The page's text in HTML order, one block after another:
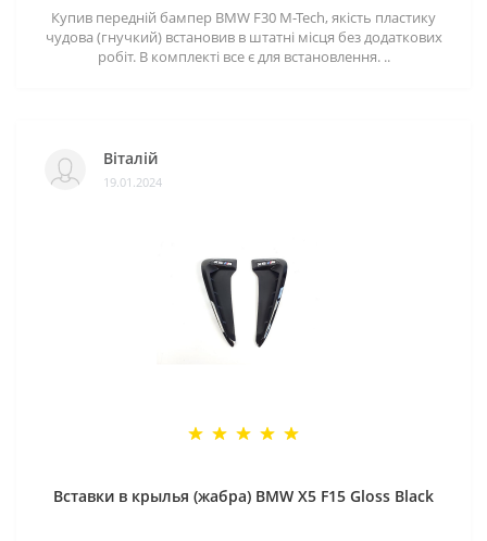
Купив передній бампер BMW F30 M-Tech, якість пластику
чудова (гнучкий) встановив в штатні місця без додаткових
робіт. В комплекті все є для встановлення. ..
Віталій
19.01.2024
Вставки в крылья (жабра) BMW X5 F15 Gloss Black